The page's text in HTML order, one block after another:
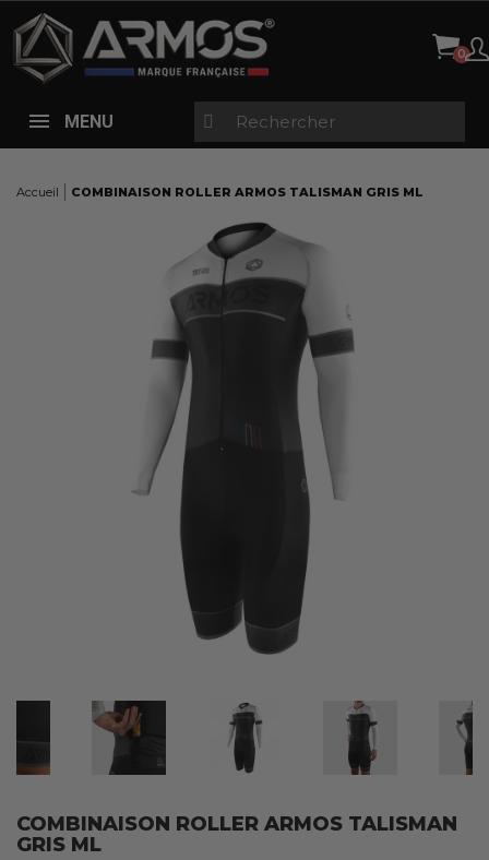
MENU
Accueil COMBINAISON ROLLER ARMOS TALISMAN GRIS ML
COMBINAISON ROLLER ARMOS TALISMAN
GRIS ML
Panneau de gestion des cookies